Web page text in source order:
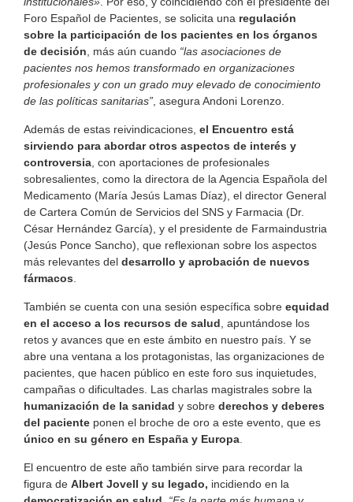
Foro Español de Pacientes, se solicita una regulación
sobre la participación de los pacientes en los órganos
de decisión , más aún cuando “las asociaciones de
pacientes nos hemos transformado en organizaciones
profesionales y con un grado muy elevado de conocimiento
de las políticas sanitarias” , asegura Andoni Lorenzo.
Además de estas reivindicaciones, el Encuentro está
sirviendo para abordar otros aspectos de interés y
controversia , con aportaciones de profesionales
sobresalientes, como la directora de la Agencia Española del
Medicamento (María Jesús Lamas Díaz), el director General
de Cartera Común de Servicios del SNS y Farmacia (Dr.
César Hernández García), y el presidente de Farmaindustria
(Jesús Ponce Sancho), que reflexionan sobre los aspectos
más relevantes del desarrollo y aprobación de nuevos
fármacos
También se cuenta con una sesión específica sobre equidad
en el acceso a los recursos de salud , apuntándose los
retos y avances que en este ámbito en nuestro país. Y se
abre una ventana a los protagonistas, las organizaciones de
pacientes, que hacen público en este foro sus inquietudes,
campañas o dificultades. Las charlas magistrales sobre la
humanización de la sanidad y sobre derechos y deberes
del paciente ponen el broche de oro a este evento, que es
único en su género en España y Europa
El encuentro de este año también sirve para recordar la
figura de Albert Jovell y su legado, incidiendo en la